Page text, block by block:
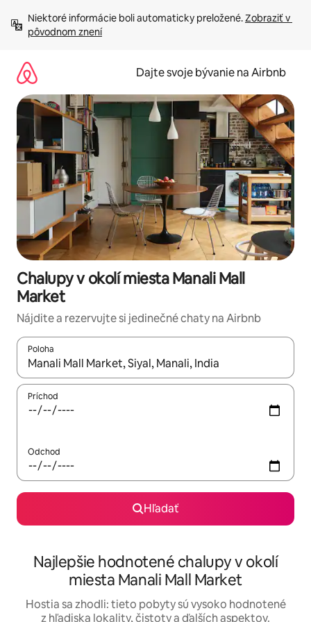
obsah.
Niektoré informácie boli automaticky preložené. Zobraziť v
pôvodnom znení
Dajte svoje bývanie na Airbnb
Chalupy v okolí miesta Manali Mall
Market
Nájdite a rezervujte si jedinečné chaty na Airbnb
Poloha
Keď budú výsledky k dispozícii, môžete si ich prechádzať
Príchod
Odchod
Hľadať
Najlepšie hodnotené chalupy v okolí
miesta Manali Mall Market
Hostia sa zhodli: tieto pobyty sú vysoko hodnotené
z hľadiska lokality, čistoty a ďalších aspektov.